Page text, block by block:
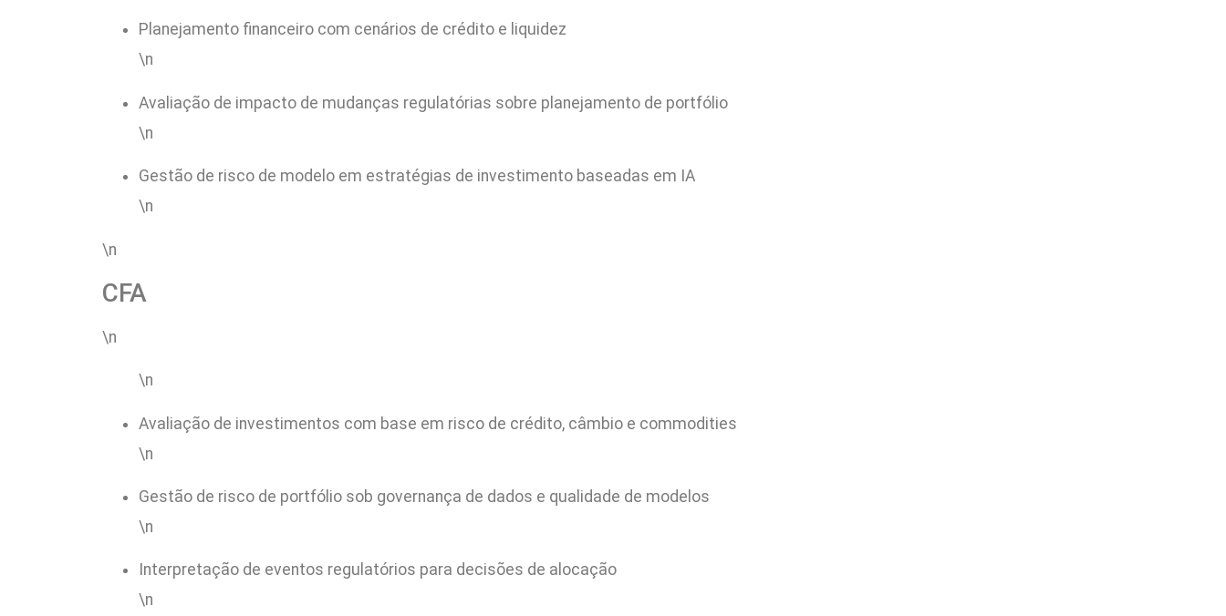
Planejamento financeiro com cenários de crédito e liquidez
\n
Avaliação de impacto de mudanças regulatórias sobre planejamento de portfólio
\n
Gestão de risco de modelo em estratégias de investimento baseadas em IA
\n
\n
CFA
\n
\n
Avaliação de investimentos com base em risco de crédito, câmbio e commodities
\n
Gestão de risco de portfólio sob governança de dados e qualidade de modelos
\n
Interpretação de eventos regulatórios para decisões de alocação
\n